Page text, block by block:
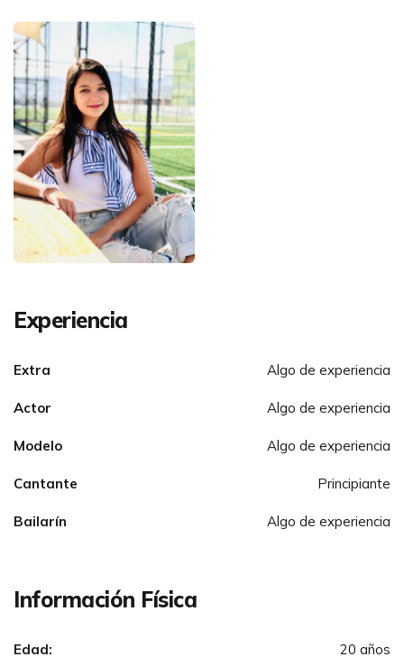
Experiencia
Extra Algo de experiencia
Actor Algo de experiencia
Modelo Algo de experiencia
Cantante Principiante
Bailarín Algo de experiencia
Información Física
Edad: 20 años